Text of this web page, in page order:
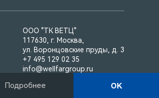
ООО "ТК ВЕТЦ"
117630, г. Москва,
ул. Воронцовские пруды, д. 3
+7 495 129 02 35
info@wellfargroup.ru
Подробнее OK